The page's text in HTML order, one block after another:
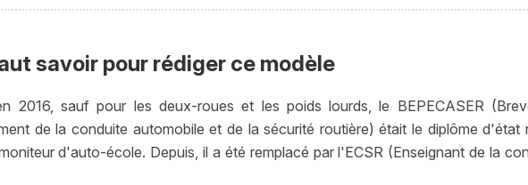
savoir pour rédiger ce modèle
2016, sauf pour les deux-roues et les poids lourds, le BEPECASER
de la conduite automobile et de la sécurité routière) était le diplôme d'état
d'auto-école. Depuis, il a été remplacé par l'ECSR (Enseignant de la